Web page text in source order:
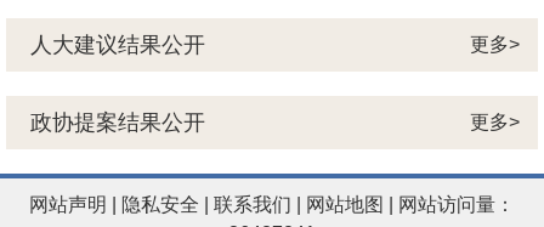
人大建议结果公开 更多>
政协提案结果公开 更多>
网站声明 隐私安全 联系我们 网站地图
| 网站访问量：